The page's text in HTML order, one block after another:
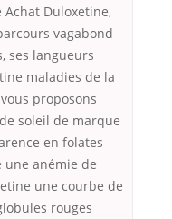
Duloxetine,
vagabond
ses langueurs
maladies de la
proposons
soleil de marque
en folates
une anémie de
une courbe de
rouges